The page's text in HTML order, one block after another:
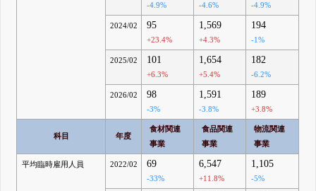
-4.9% -4.6% -4.9%
2024/02 95
+23.4%
1,569
+4.3%
194
-1%
2025/02 101
+6.3%
1,654
+5.4%
182
-6.2%
2026/02 98
-3%
1,591
-3.8%
189
+3.8%
科目 年度
食材関連
事業
食品関連
事業
物流関連
事業
平均臨時雇用人員 2022/02 69
-33%
6,547
+11.8%
1,105
-5%